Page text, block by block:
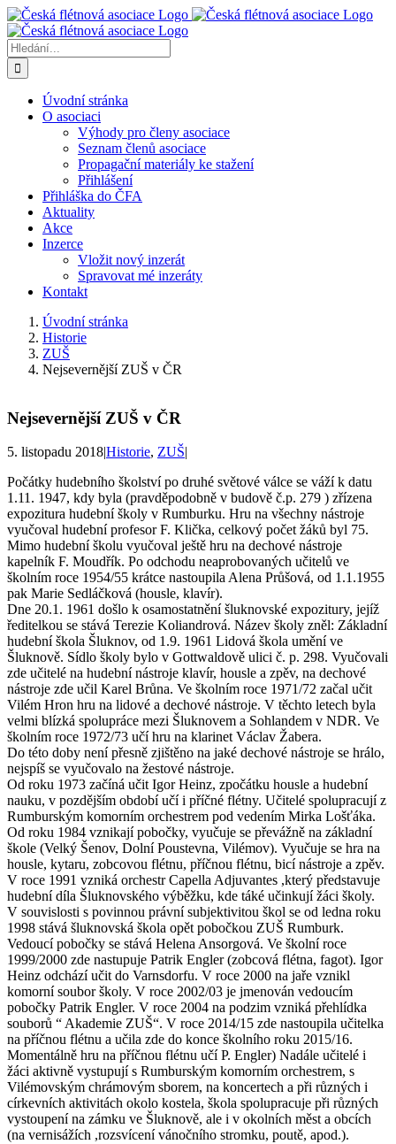
Přeskočit
na
obsah
Hledat:
Úvodní stránka
O asociaci
Výhody pro členy asociace
Seznam členů asociace
Propagační materiály ke stažení
Přihlášení
Přihláška do ČFA
Aktuality
Akce
Inzerce
Vložit nový inzerát
Spravovat mé inzeráty
Kontakt
Úvodní stránka
Historie
ZUŠ
Nejsevernější ZUŠ v ČR
Nejsevernější ZUŠ v ČR
5. listopadu 2018|Historie, ZUŠ|
Počátky hudebního školství po druhé světové válce se váží k datu
1.11. 1947, kdy byla (pravděpodobně v budově č.p. 279 ) zřízena
expozitura hudební školy v Rumburku. Hru na všechny nástroje
vyučoval hudební profesor F. Klička, celkový počet žáků byl 75.
Mimo hudební školu vyučoval ještě hru na dechové nástroje
kapelník F. Moudřík. Po odchodu neaprobovaných učitelů ve
školním roce 1954/55 krátce nastoupila Alena Průšová, od 1.1.1955
pak Marie Sedláčková (housle, klavír).
Dne 20.1. 1961 došlo k osamostatnění šluknovské expozitury, jejíž
ředitelkou se stává Terezie Koliandrová. Název školy zněl: Základní
hudební škola Šluknov, od 1.9. 1961 Lidová škola umění ve
Šluknově. Sídlo školy bylo v Gottwaldově ulici č. p. 298. Vyučovali
zde učitelé na hudební nástroje klavír, housle a zpěv, na dechové
nástroje zde učil Karel Brůna. Ve školním roce 1971/72 začal učit
Vilém Hron hru na lidové a dechové nástroje. V těchto letech byla
velmi blízká spolupráce mezi Šluknovem a Sohlandem v NDR. Ve
školním roce 1972/73 učí hru na klarinet Václav Žabera.
Do této doby není přesně zjištěno na jaké dechové nástroje se hrálo,
nejspíš se vyučovalo na žestové nástroje.
Od roku 1973 začíná učit Igor Heinz, zpočátku housle a hudební
nauku, v pozdějším období učí i příčné flétny. Učitelé spolupracují z
Rumburským komorním orchestrem pod vedením Mirka Lošťáka.
Od roku 1984 vznikají pobočky, vyučuje se převážně na základní
škole (Velký Šenov, Dolní Poustevna, Vilémov). Vyučuje se hra na
housle, kytaru, zobcovou flétnu, příčnou flétnu, bicí nástroje a zpěv.
V roce 1991 vzniká orchestr Capella Adjuvantes ,který představuje
hudební díla Šluknovského výběžku, kde táké učinkují žáci školy.
V souvislosti s povinnou právní subjektivitou škol se od ledna roku
1998 stává šluknovská škola opět pobočkou ZUŠ Rumburk.
Vedoucí pobočky se stává Helena Ansorgová. Ve školní roce
1999/2000 zde nastupuje Patrik Engler (zobcová flétna, fagot). Igor
Heinz odchází učit do Varnsdorfu. V roce 2000 na jaře vznikl
komorní soubor školy. V roce 2002/03 je jmenován vedoucím
pobočky Patrik Engler. V roce 2004 na podzim vzniká přehlídka
souborů “ Akademie ZUŠ“. V roce 2014/15 zde nastoupila učitelka
na příčnou flétnu a učila zde do konce školního roku 2015/16.
Momentálně hru na příčnou flétnu učí P. Engler) Nadále učitelé i
žáci aktivně vystupují s Rumburským komorním orchestrem, s
Vilémovským chrámovým sborem, na koncertech a při různých i
církevních aktivitách okolo kostela, škola spolupracuje při různých
vystoupení na zámku ve Šluknově, ale i v okolních měst a obcích
(na vernisážích ,rozsvícení vánočního stromku, poutě, apod.).